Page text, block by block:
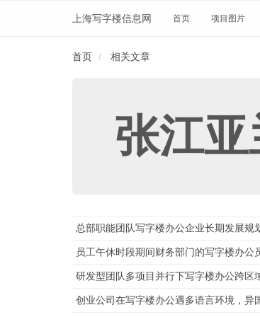
上海写字楼信息网 首页 项目图片
首页 相关文章
张江
总部职能团队写字楼办公企业长期发展
员工午休时段期间财务部门的写字楼办公
研发型团队多项目并行下写字楼办公跨区
创业公司在写字楼办公遇多语言环境，